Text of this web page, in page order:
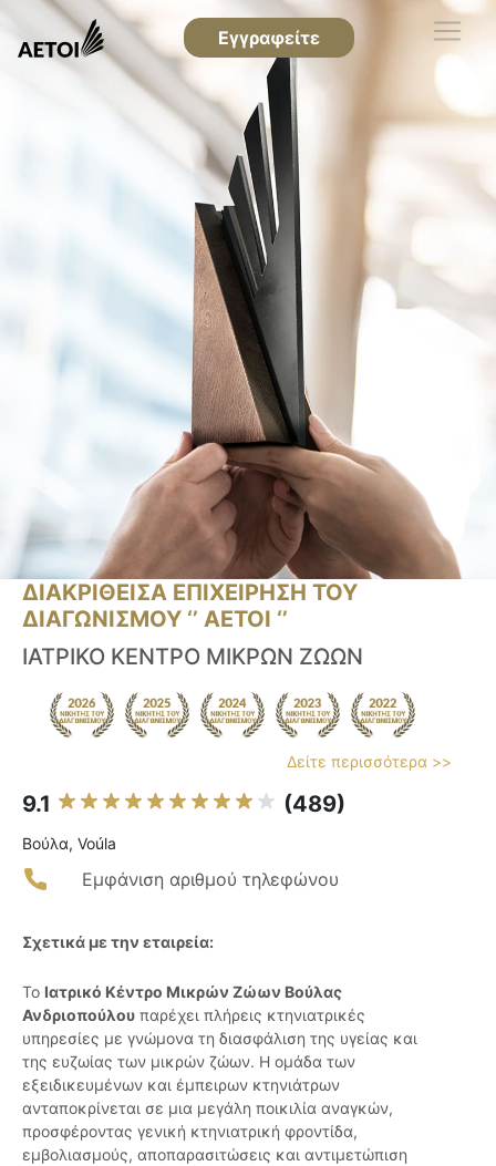
Εγγραφείτε
ΔΙΑΚΡΙΘΕΙΣΑ ΕΠΙΧΕΙΡΗΣΗ ΤΟΥ
ΔΙΑΓΩΝΙΣΜΟΥ ‘’ ΑΕΤΟΙ ‘’
IATPIKO KENTPO MIKPΩN ZΩΩN
Δείτε περισσότερα >>
9.1 (489)
Βούλα, Voúla
Εμφάνιση αριθμού τηλεφώνου
Σχετικά με την εταιρεία:
Το Ιατρικό Κέντρο Μικρών Ζώων Βούλας
Ανδριοπούλου παρέχει πλήρεις κτηνιατρικές
υπηρεσίες με γνώμονα τη διασφάλιση της υγείας και
της ευζωίας των μικρών ζώων. Η ομάδα των
εξειδικευμένων και έμπειρων κτηνιάτρων
ανταποκρίνεται σε μια μεγάλη ποικιλία αναγκών,
προσφέροντας γενική κτηνιατρική φροντίδα,
εμβολιασμούς, αποπαρασιτώσεις και αντιμετώπιση